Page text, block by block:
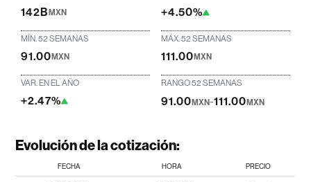
142BMXN +4.50%
MÍN. 52 SEMANAS
91.00MXN
MÁX. 52 SEMANAS
111.00MXN
VAR. EN EL AÑO
+2.47%
RANGO 52 SEMANAS
91.00 MXN-111.00 MXN
Evolución de la cotización:
FECHA HORA PRECIO